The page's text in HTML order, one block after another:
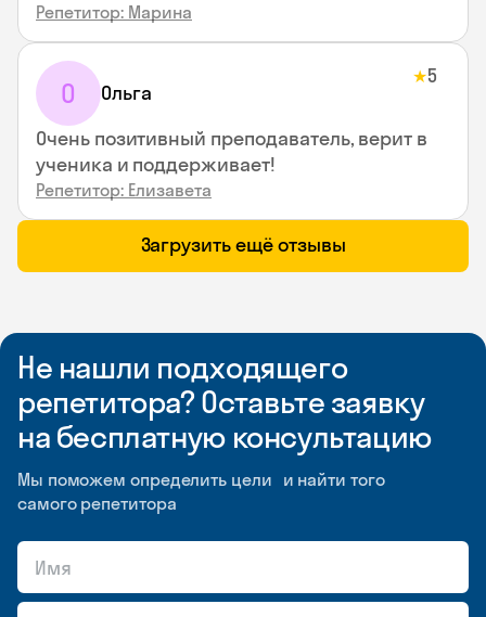
Репетитор: Марина
О Ольга
★5
Очень позитивный преподаватель, верит в
ученика и поддерживает!
Репетитор: Елизавета
Загрузить ещё отзывы
Не нашли подходящего
репетитора? Оставьте заявку
на бесплатную консультацию
Мы поможем определить цели и найти того
самого репетитора